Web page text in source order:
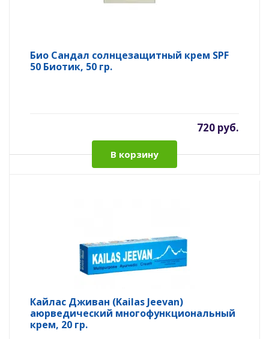
Био Сандал солнцезащитный крем SPF
50 Биотик, 50 гр.
720 руб.
В корзину
Кайлас Дживан (Kailas Jeevan)
аюрведический многофункциональный
крем, 20 гр.